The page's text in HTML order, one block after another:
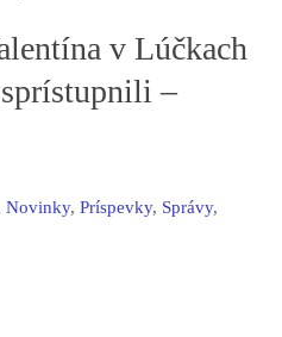
v Lúčkach
–
Novinky,Príspevky, Správy,